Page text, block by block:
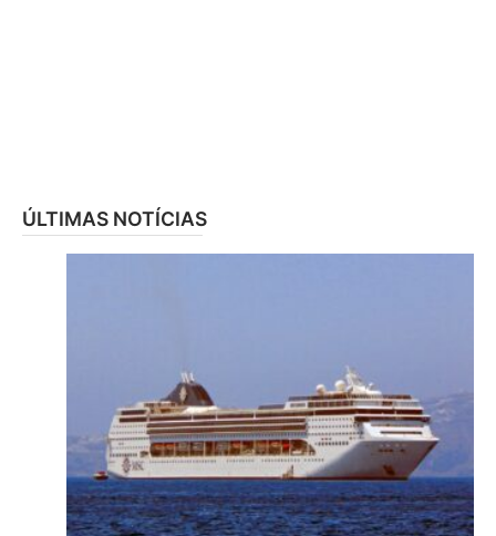
ÚLTIMAS NOTÍCIAS